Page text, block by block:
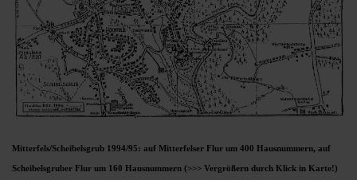
Mitterfels/Scheibelsgrub 1994/95: auf Mitterfelser Flur um 400 Hausnummern, auf
Scheibelsgruber Flur um 160 Hausnummern (>>> Vergrößern durch Klick in Karte!)